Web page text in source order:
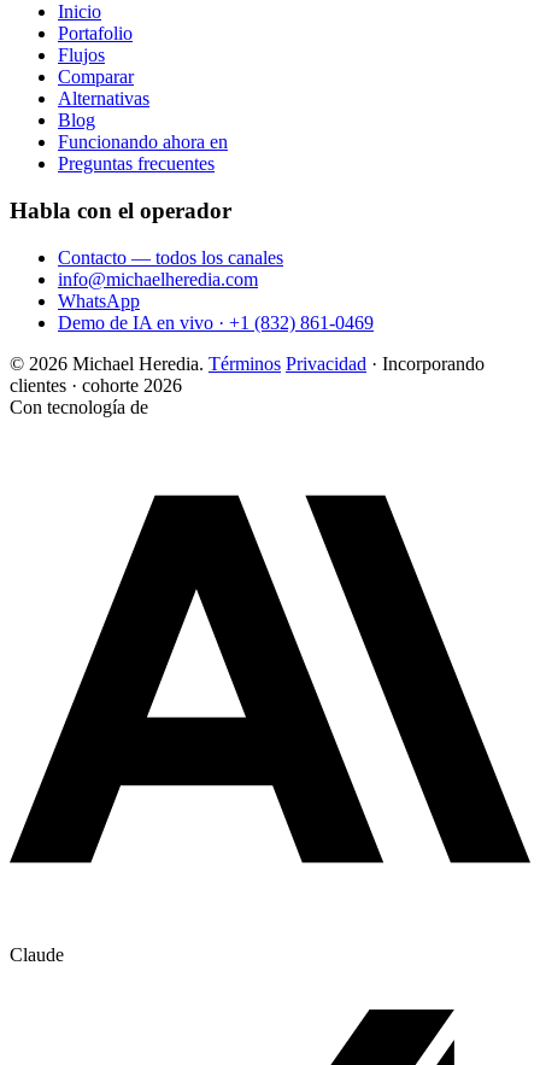
Inicio
Portafolio
Flujos
Comparar
Alternativas
Blog
Funcionando ahora en
Preguntas frecuentes
Habla con el operador
Contacto — todos los canales
info@michaelheredia.com
WhatsApp
Demo de IA en vivo · +1 (832) 861-0469
© 2026 Michael Heredia. Términos Privacidad · Incorporando
clientes · cohorte 2026
Con tecnología de
Claude